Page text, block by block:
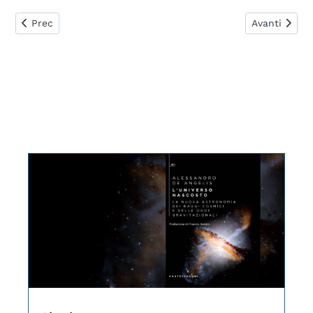
Articolo precedente: Platone e un ornitorinco entrano in un
Prec Articolo
Avanti